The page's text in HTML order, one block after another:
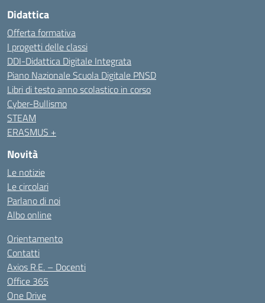
Didattica
Offerta formativa
I progetti delle classi
DDI-Didattica Digitale Integrata
Piano Nazionale Scuola Digitale PNSD
Libri di testo anno scolastico in corso
Cyber-Bullismo
STEAM
ERASMUS +
Novità
Le notizie
Le circolari
Parlano di noi
Albo online
Orientamento
Contatti
Axios R.E. – Docenti
Office 365
One Drive